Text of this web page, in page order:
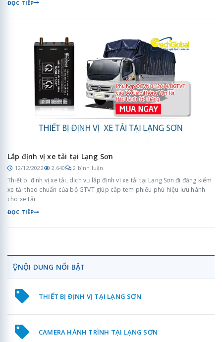
ĐỌC TIẾP
Lắp định vị xe tải tại Lạng Sơn
12/12/2022 2.640 2 bình luận
Thiết bị định vị xe tải, dịch vụ lắp định vị xe tải tại Lạng Sơn đi đăng kiểm
xe tải theo chuẩn của bộ GTVT giúp cấp tem phiếu phù hiệu lưu hành
cho xe tải
ĐỌC TIẾP
NỘI DUNG NỔI BẬT
THIẾT BỊ ĐỊNH VỊ TẠI LẠNG SƠN
CAMERA HÀNH TRÌNH TẠI LẠNG SƠN